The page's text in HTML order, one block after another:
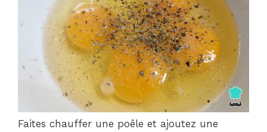
Faites chauffer une poêle et ajoutez une